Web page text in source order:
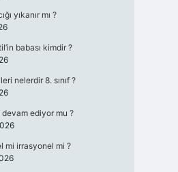
yıkanır mı ?
babası kimdir ?
nelerdir 8. sınıf ?
devam ediyor mu ?
mi irrasyonel mi ?